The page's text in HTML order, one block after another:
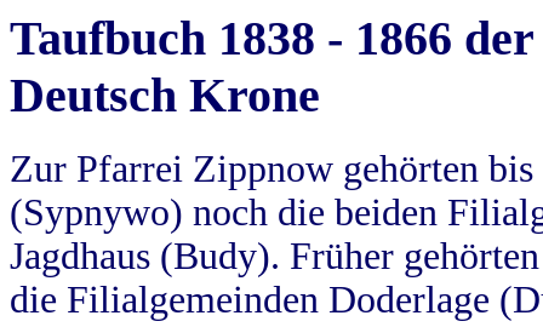
Taufbuch 1838 - 1866
Deutsch Krone
Zur Pfarrei Zippnow gehörten
(Sypnywo) noch die beiden
Jagdhaus (Budy). Früher
die Filialgemeinden Doderlage